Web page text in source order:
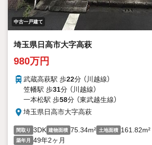
中古一戸建て
埼玉県日高市大字高萩
980万円
武蔵高萩駅 歩22分 （川越線）
笠幡駅 歩31分 （川越線）
一本松駅 歩58分 （東武越生線）
埼玉県日高市大字高萩
間取り 3DK 建物面積 75.34m² 土地面積 161.82m²
築年月 49年2ヶ月